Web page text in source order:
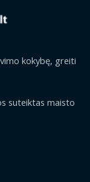
kokybę, greiti
suteiktas maisto